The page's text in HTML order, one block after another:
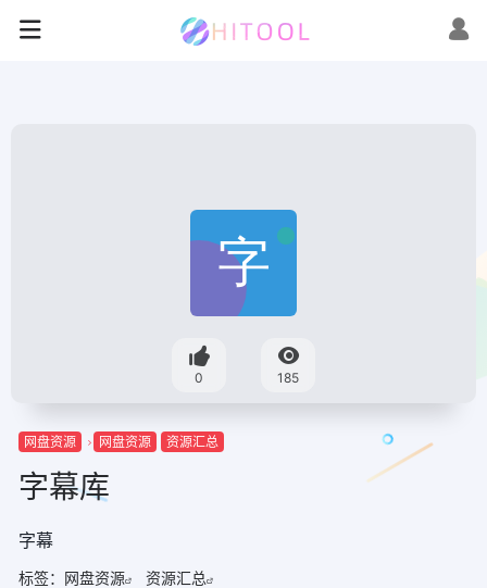
0 185
网盘资源 网盘资源 资源汇总
字幕库
字幕
标签： 网盘资源
资源汇总